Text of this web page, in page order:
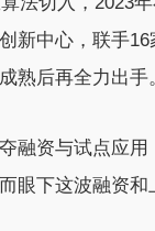
新中心，联手
熟后再全力出手
融资与试点应
眼下这波融资